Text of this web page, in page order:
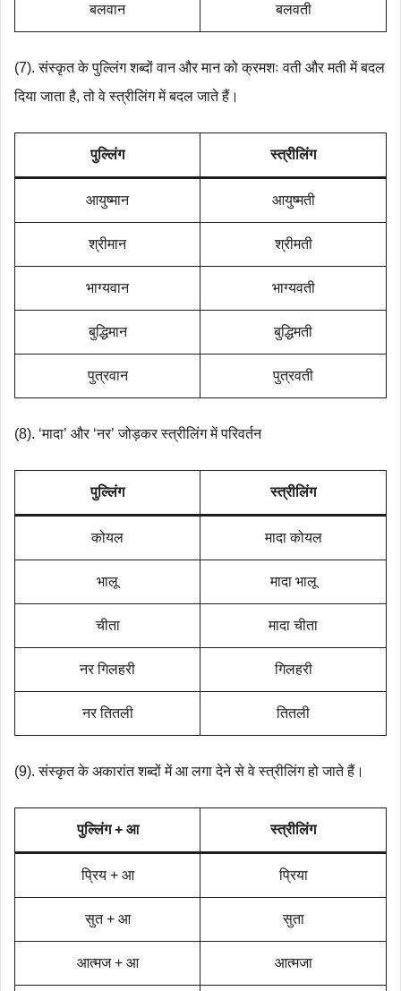
बलवान बलवती
(7). संस्कृत के पुल्लिंग शब्दों वान और मान को क्रमशः वती और मती में बदल
दिया जाता है, तो वे स्त्रीलिंग में बदल जाते हैं।
पुल्लिंग स्त्रीलिंग
आयुष्मान आयुष्मती
श्रीमान श्रीमती
भाग्यवान भाग्यवती
बुद्धिमान बुद्धिमती
पुत्रवान पुत्रवती
(8). ‘मादा’ और ‘नर’ जोड़कर स्त्रीलिंग में परिवर्तन
पुल्लिंग स्त्रीलिंग
कोयल मादा कोयल
भालू मादा भालू
चीता मादा चीता
नर गिलहरी गिलहरी
नर तितली तितली
(9). संस्कृत के अकारांत शब्दों में आ लगा देने से वे स्त्रीलिंग हो जाते हैं।
पुल्लिंग + आ स्त्रीलिंग
प्रिय + आ प्रिया
सुत + आ सुता
आत्मज + आ आत्मजा